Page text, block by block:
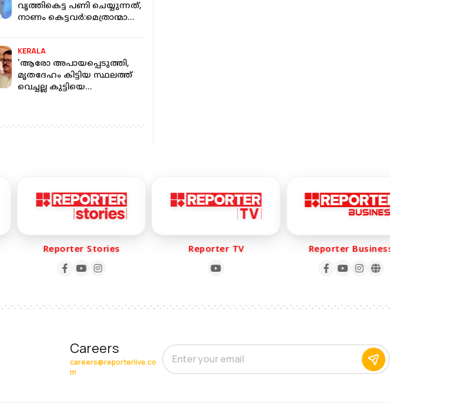
വൃത്തികെട്ട പണി ചെയ്യുന്നത്,
നാണം കെട്ടവര്‍:മെത്രാന്മാരെ
KERALA
'ആരോ അപായപ്പെടുത്തി,
മൃതദേഹം കിട്ടിയ സ്ഥലത്ത്
വെച്ചല്ല കുട്ടിയെ
Reporter Stories Reporter TV Reporter Business
Careers
careers@reporterlive.co
m